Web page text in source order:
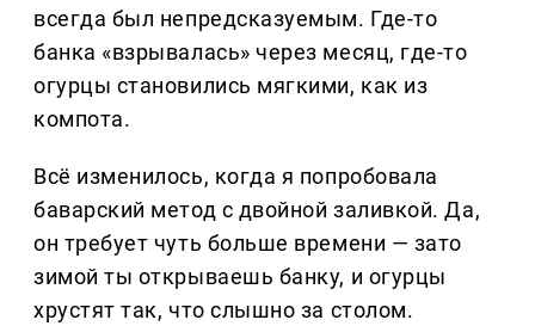
всегда был непредсказуемым. Где-то
банка «взрывалась» через месяц, где-то
огурцы становились мягкими, как из
компота.
Всё изменилось, когда я попробовала
баварский метод с двойной заливкой. Да,
он требует чуть больше времени — зато
зимой ты открываешь банку, и огурцы
хрустят так, что слышно за столом.